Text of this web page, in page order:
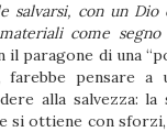
salvarsi, con un Dio
come segno
il paragone di una
pensare a
alla salvezza: la
si ottiene con